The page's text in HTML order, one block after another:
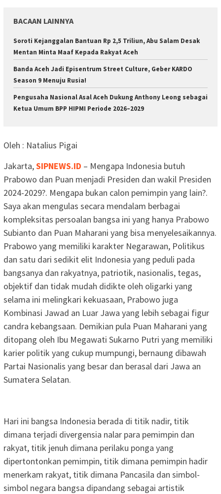
BACAAN LAINNYA
Soroti Kejanggalan Bantuan Rp 2,5 Triliun, Abu Salam Desak
Mentan Minta Maaf Kepada Rakyat Aceh
Banda Aceh Jadi Episentrum Street Culture, Geber KARDO
Season 9 Menuju Rusia!
Pengusaha Nasional Asal Aceh Dukung Anthony Leong sebagai
Ketua Umum BPP HIPMI Periode 2026–2029
Oleh : Natalius Pigai
Jakarta,SIPNEWS.ID – Mengapa Indonesia butuh
Prabowo dan Puan menjadi Presiden dan wakil Presiden
2024-2029?. Mengapa bukan calon pemimpin yang lain?.
Saya akan mengulas secara mendalam berbagai
kompleksitas persoalan bangsa ini yang hanya Prabowo
Subianto dan Puan Maharani yang bisa menyelesaikannya.
Prabowo yang memiliki karakter Negarawan, Politikus
dan satu dari sedikit elit Indonesia yang peduli pada
bangsanya dan rakyatnya, patriotik, nasionalis, tegas,
objektif dan tidak mudah didikte oleh oligarki yang
selama ini melingkari kekuasaan, Prabowo juga
Kombinasi Jawad an Luar Jawa yang lebih sebagai figur
candra kebangsaan. Demikian pula Puan Maharani yang
ditopang oleh Ibu Megawati Sukarno Putri yang memiliki
karier politik yang cukup mumpungi, bernaung dibawah
Partai Nasionalis yang besar dan berasal dari Jawa an
Sumatera Selatan.
Hari ini bangsa Indonesia berada di titik nadir, titik
dimana terjadi divergensia nalar para pemimpin dan
rakyat, titik jenuh dimana perilaku ponga yang
dipertontonkan pemimpin, titik dimana pemimpin hadir
menerkam rakyat, titik dimana Pancasila dan simbol-
simbol negara bangsa dipandang sebagai artistik